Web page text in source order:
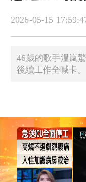
2026-05-15
46歲的歌手溫嵐
後續工作全喊卡。